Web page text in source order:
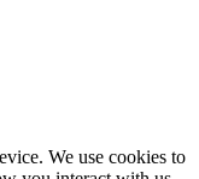
We use cookies to